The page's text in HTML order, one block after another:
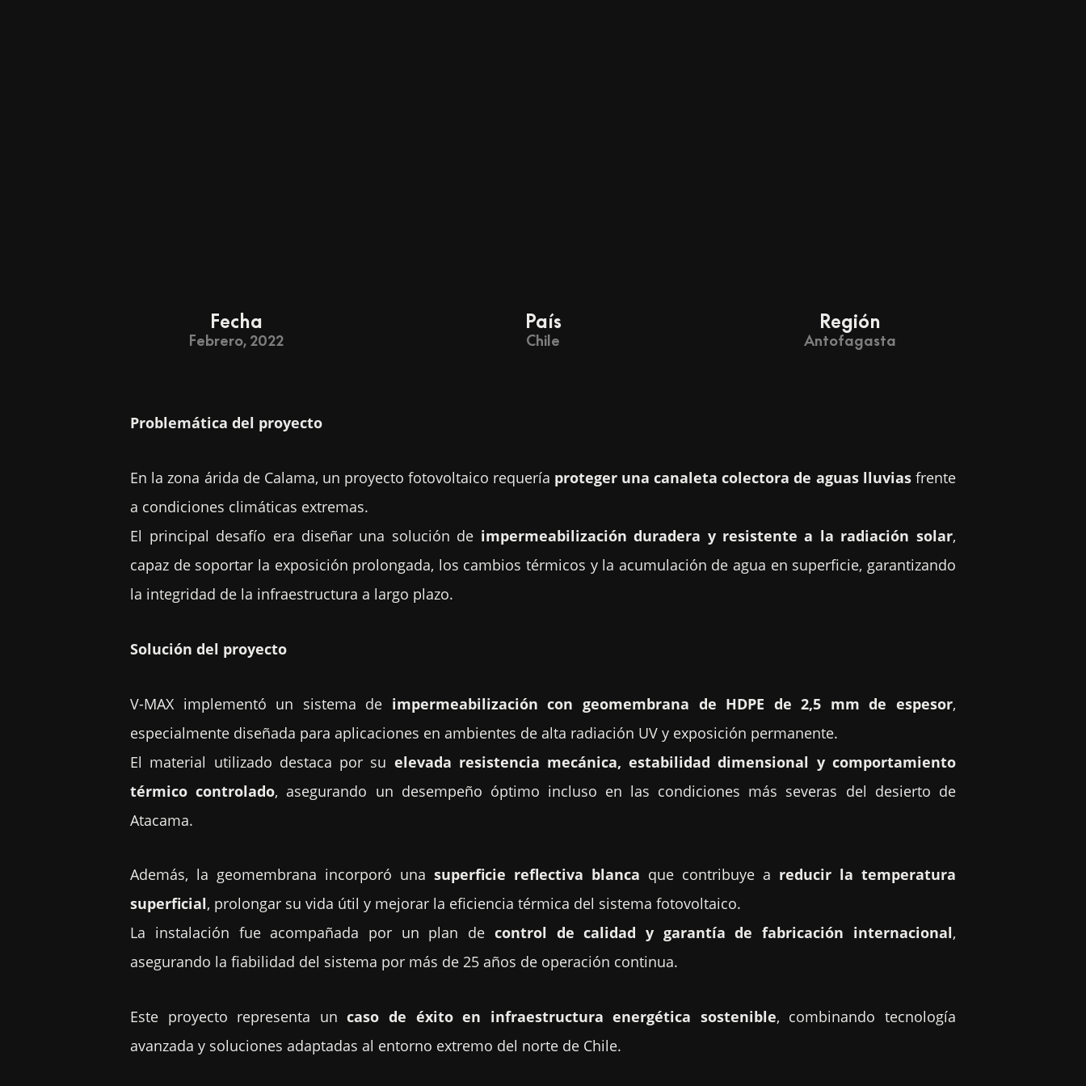
Fecha
Febrero, 2022
País
Chile
Región
Antofagasta
Problemática del proyecto
En la zona árida de Calama, un proyecto fotovoltaico requería proteger una canaleta colectora de aguas lluviasfrente
a condiciones climáticas extremas.
El principal desafío era diseñar una solución de impermeabilización duradera y resistente a la radiación solar,
capaz de soportar la exposición prolongada, los cambios térmicos y la acumulación de agua en superficie, garantizando
la integridad de la infraestructura a largo plazo.
Solución del proyecto
V-MAX implementó un sistema de impermeabilización con geomembrana de HDPE de 2,5 mm de espesor,
especialmente diseñada para aplicaciones en ambientes de alta radiación UV y exposición permanente.
El material utilizado destaca por su elevada resistencia mecánica, estabilidad dimensional y comportamiento
térmico controlado, asegurando un desempeño óptimo incluso en las condiciones más severas del desierto de
Atacama.
Además, la geomembrana incorporó unasuperficie reflectiva blanca que contribuye a reducir la temperatura
superficial, prolongar su vida útil y mejorar la eficiencia térmica del sistema fotovoltaico.
La instalación fue acompañada por un plan de control de calidad y garantía de fabricación internacional,
asegurando la fiabilidad del sistema por más de 25 años de operación continua.
Este proyecto representa uncaso de éxito en infraestructura energética sostenible, combinando tecnología
avanzada y soluciones adaptadas al entorno extremo del norte de Chile.